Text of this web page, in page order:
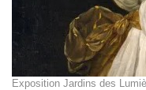
Exposition Jardins des